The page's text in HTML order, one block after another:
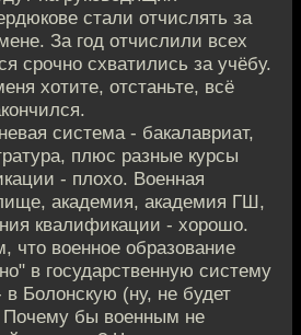
стали отчислять за
За год отчислили всех
срочно схватились за учёбу.
хотите, отстаньте, всё
система - бакалавриат,
плюс разные курсы
- плохо. Военная
академия, академия ГШ,
квалификации - хорошо.
что военное образование
в государственную систему
Болонскую (ну, не будет
Почему бы военным не